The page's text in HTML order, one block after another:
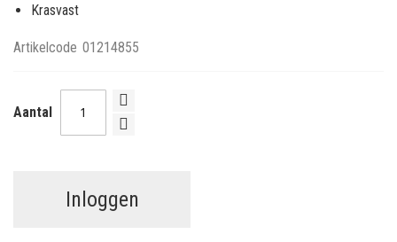
Krasvast
Artikelcode 01214855
Aantal
Inloggen